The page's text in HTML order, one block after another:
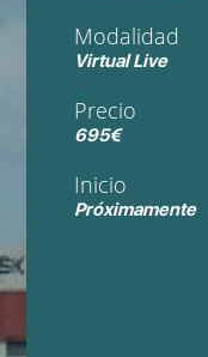
Modalidad
Virtual Live
Precio
695€
Inicio
Próximamente